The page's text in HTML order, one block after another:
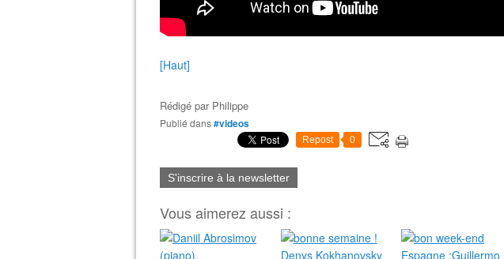
[Haut]
Rédigé par Philippe
Publié dans#videos
Repost 0
S'inscrire à la newsletter
Vous aimerez aussi :